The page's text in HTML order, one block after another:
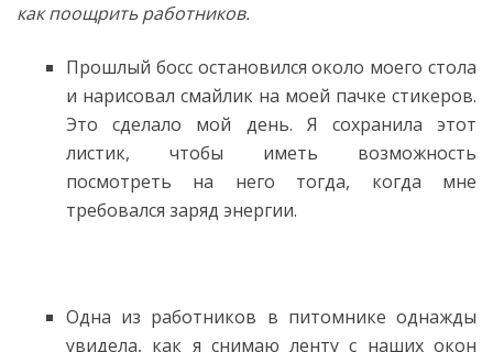
как поощрить работников.
Прошлый босс остановился около моего стола
и нарисовал смайлик на моей пачке стикеров.
Это сделало мой день. Я сохранила этот
листик, чтобы иметь возможность
посмотреть на него тогда, когда мне
требовался заряд энергии.
Одна из работников в питомнике однажды
увидела, как я снимаю ленту с наших окон